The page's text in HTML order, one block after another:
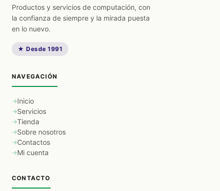
Productos y servicios de computación, con
la confianza de siempre y la mirada puesta
en lo nuevo.
★ Desde 1991
NAVEGACIÓN
Inicio
Servicios
Tienda
Sobre nosotros
Contactos
Mi cuenta
CONTACTO